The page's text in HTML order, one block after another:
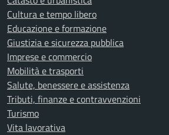
Cultura e tempo libero
Educazione e formazione
Giustizia e sicurezza pubblica
Imprese e commercio
Mobilità e trasporti
Salute, benessere e assistenza
Tributi, finanze e contravvenzioni
Turismo
Vita lavorativa